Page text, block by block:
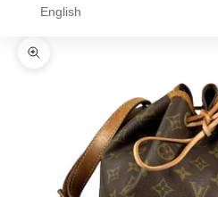
English
Bild vergrößern